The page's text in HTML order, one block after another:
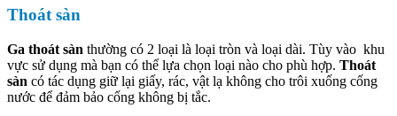
Thoát sàn
Ga thoát sàn thường có 2 loại là loại tròn và loại dài. Tùy vào khu
vực sử dụng mà bạn có thể lựa chọn loại nào cho phù hợp. Thoát
sàn có tác dụng giữ lại giấy, rác, vật lạ không cho trôi xuống cống
nước để đảm bảo cống không bị tắc.